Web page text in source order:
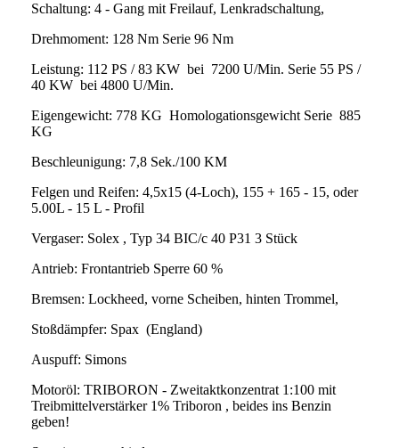
Schaltung: 4 - Gang mit Freilauf, Lenkradschaltung,
Drehmoment: 128 Nm Serie 96 Nm
Leistung: 112 PS / 83 KW bei 7200 U/Min. Serie 55 PS /
40 KW bei 4800 U/Min.
Eigengewicht: 778 KG Homologationsgewicht Serie 885
KG
Beschleunigung: 7,8 Sek./100 KM
Felgen und Reifen: 4,5x15 (4-Loch), 155 + 165 - 15, oder
5.00L - 15 L - Profil
Vergaser: Solex , Typ 34 BIC/c 40 P31 3 Stück
Antrieb: Frontantrieb Sperre 60 %
Bremsen: Lockheed, vorne Scheiben, hinten Trommel,
Stoßdämpfer: Spax (England)
Auspuff: Simons
Motoröl: TRIBORON - Zweitaktkonzentrat 1:100 mit
Treibmittelverstärker 1% Triboron , beides ins Benzin
geben!